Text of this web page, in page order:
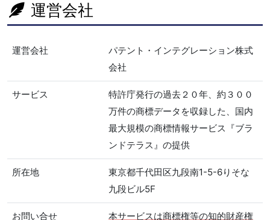
運営会社
運営会社
パテント・インテグレーション株式
会社
サービス
特許庁発行の過去２０年、約３００
万件の商標データを収録した、国内
最大規模の商標情報サービス『ブラ
ンドテラス』の提供
所在地
東京都千代田区九段南1-5-6りそな
九段ビル5F
お問い合せ
本サービスは商標権等の知的財産権